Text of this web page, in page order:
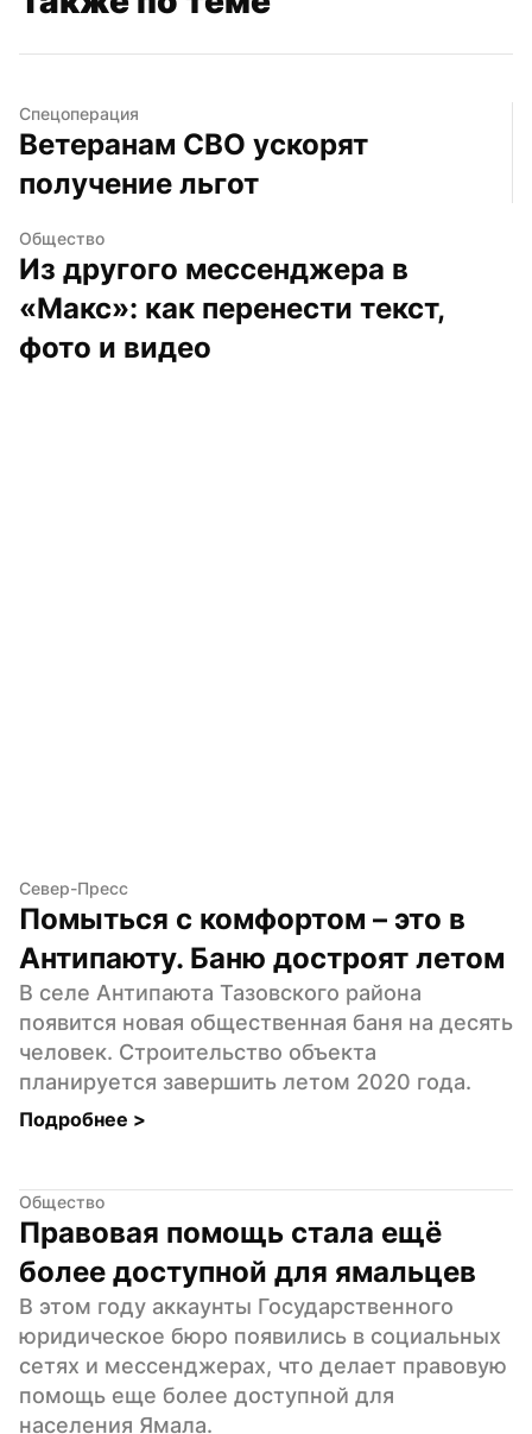
Спецоперация
Ветеранам СВО ускорят
получение льгот
Общество
Из другого мессенджера в
«Макс»: как перенести текст,
фото и видео
Север-Пресс
Помыться с комфортом – это в
Антипаюту. Баню достроят летом
В селе Антипаюта Тазовского района
появится новая общественная баня на десять
человек. Строительство объекта
планируется завершить летом 2020 года.
Подробнее >
Общество
Правовая помощь стала ещё
более доступной для ямальцев
В этом году аккаунты Государственного
юридическое бюро появились в социальных
сетях и мессенджерах, что делает правовую
помощь еще более доступной для
населения Ямала.